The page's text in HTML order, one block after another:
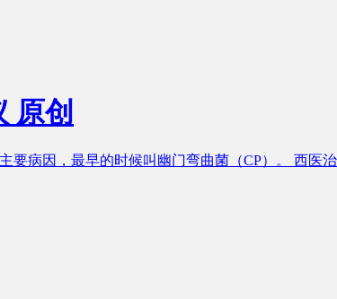
原创
要病因，最早的时候叫幽门弯曲菌（CP）。 西